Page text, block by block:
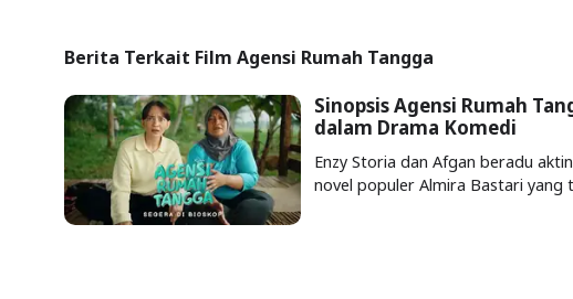
Berita Terkait Film Agensi Rumah Tangga
Sinopsis Agensi Rumah
dalam Drama Komedi
Enzy Storia dan Afgan beradu
novel populer Almira Bastari yang